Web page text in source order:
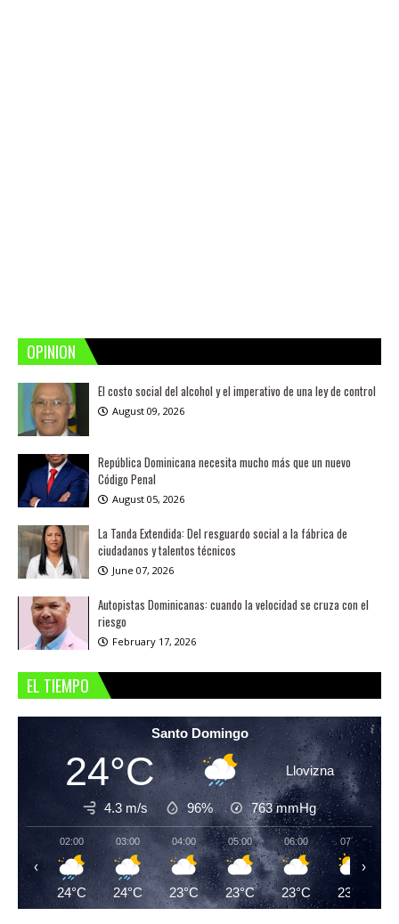
OPINION
El costo social del alcohol y el imperativo de una ley de control
August 09, 2026
República Dominicana necesita mucho más que un nuevo
Código Penal
August 05, 2026
La Tanda Extendida: Del resguardo social a la fábrica de
ciudadanos y talentos técnicos
June 07, 2026
Autopistas Dominicanas: cuando la velocidad se cruza con el
riesgo
February 17, 2026
EL TIEMPO
Santo Domingo
24°C Llovizna
4.3 m/s 96% 763mmHg
02:00
24°C
03:00
24°C
04:00
23°C
05:00
23°C
06:00
23°C
07:00
23°C
‹ ›